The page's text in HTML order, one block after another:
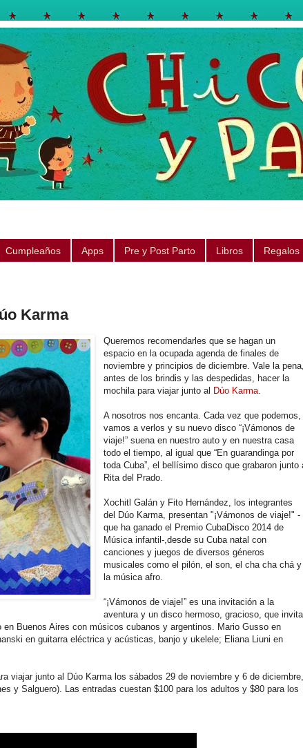
Cumpleaños Apps Pre y Post Parto Libros Regalos
Karma
Queremos recomendarles que se hagan un
espacio en la ocupada agenda de finales de
noviembre y principios de diciembre. Vale la
antes de los brindis y las despedidas, hacer la
mochila para viajar junto al Dúo Karma
A nosotros nos encanta. Cada vez que podemos,
vamos a verlos y su nuevo disco “¡Vámonos de
viaje!” suena en nuestro auto y en nuestra casa
todo el tiempo, al igual que “En guarandinga por
toda Cuba”, el bellísimo disco que grabaron junto
Rita del Prado.
Xochitl Galán y Fito Hernández, los integrantes
del Dúo Karma, presentan "¡Vámonos de viaje!" -
que ha ganado el Premio CubaDisco 2014 de
Música infantil-,desde su Cuba natal con
canciones y juegos de diversos géneros
musicales como el pilón, el son, el cha cha chá y
la música afro.
“¡Vámonos de viaje!” es una invitación a la
aventura y un disco hermoso, gracioso, que invita
Buenos Aires con músicos cubanos y argentinos. Mario Gusso en
en guitarra eléctrica y acústicas, banjo y ukelele; Eliana Liuni en
viajar junto al Dúo Karma los sábados 29 de noviembre y 6 de diciembre,
y Salguero). Las entradas cuestan $100 para los adultos y $80 para los